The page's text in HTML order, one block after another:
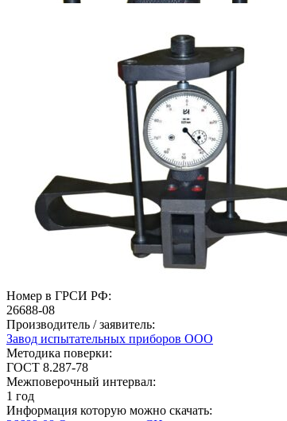
Номер в ГРСИ РФ:
26688-08
Производитель / заявитель:
Завод испытательных приборов ООО
Методика поверки:
ГОСТ 8.287-78
Межповерочный интервал:
1 год
Информация которую можно скачать: